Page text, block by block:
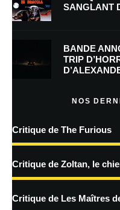
Enregistrer mon nom, mon
mon prochain commentaire.
plus sur la façon dont les
SANGLANT
BANDE
TRIP
NOS
Critique de The Furious
Critique de Zoltan, le
Critique de Les Maîtres